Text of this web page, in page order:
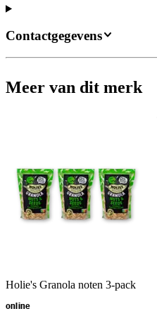
Contactgegevens
Meer van dit merk
Holie's Granola noten 3-pack
online